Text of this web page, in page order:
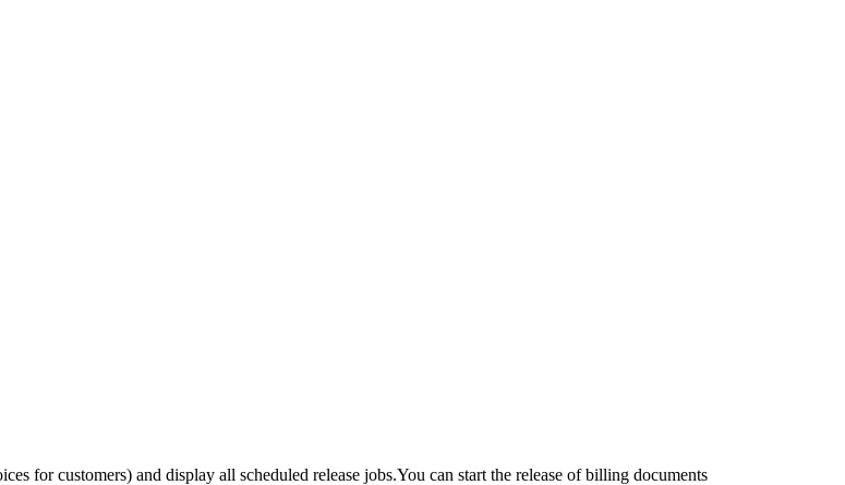
for customers) and display all scheduled release jobs.You can start the release of billing documents